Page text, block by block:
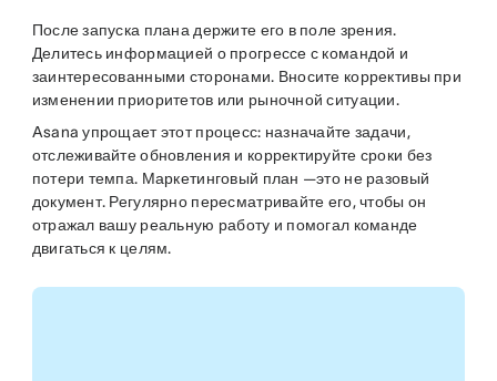
После запуска плана держите его в поле зрения.
Делитесь информацией о прогрессе с командой и
заинтересованными сторонами. Вносите коррективы при
изменении приоритетов или рыночной ситуации.
Asana упрощает этот процесс: назначайте задачи,
отслеживайте обновления и корректируйте сроки без
потери темпа. Маркетинговый план —это не разовый
документ. Регулярно пересматривайте его, чтобы он
отражал вашу реальную работу и помогал команде
двигаться к целям.